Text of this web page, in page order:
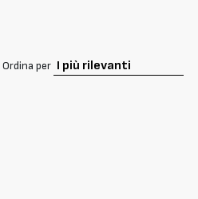
Ordina per